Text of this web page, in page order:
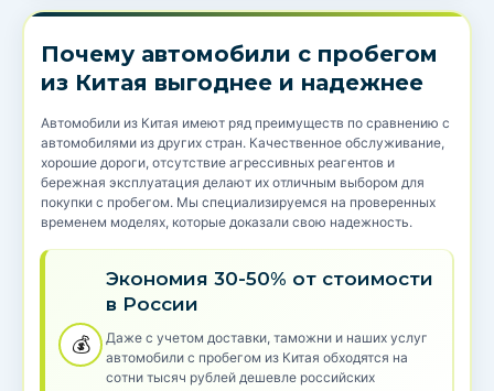
Почему автомобили с пробегом
из Китая выгоднее и надежнее
Автомобили из Китая имеют ряд преимуществ по сравнению с
автомобилями из других стран. Качественное обслуживание,
хорошие дороги, отсутствие агрессивных реагентов и
бережная эксплуатация делают их отличным выбором для
покупки с пробегом. Мы специализируемся на проверенных
временем моделях, которые доказали свою надежность.
💰
Экономия 30-50% от стоимости
в России
Даже с учетом доставки, таможни и наших услуг
автомобили с пробегом из Китая обходятся на
сотни тысяч рублей дешевле российских